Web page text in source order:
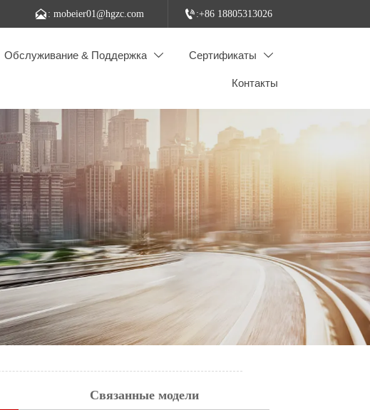
: mobeier01@hgzc.com :+86 18805313026
Обслуживание & Поддержка  Сертификаты 
Контакты
Связанные модели